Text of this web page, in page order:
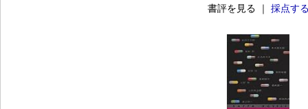
書評を見る ｜ 採点す